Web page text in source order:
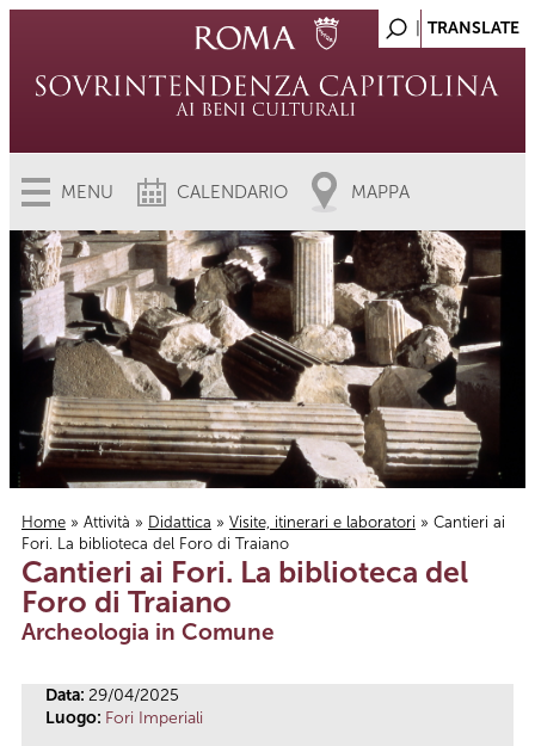
MENU CALENDARIO MAPPA
Tu sei qui
Home » Attività » Didattica » Visite, itinerari e laboratori » Cantieri ai
Fori. La biblioteca del Foro di Traiano
Cantieri ai Fori. La biblioteca del
Foro di Traiano
Archeologia in Comune
Data: 29/04/2025
Luogo: Fori Imperiali